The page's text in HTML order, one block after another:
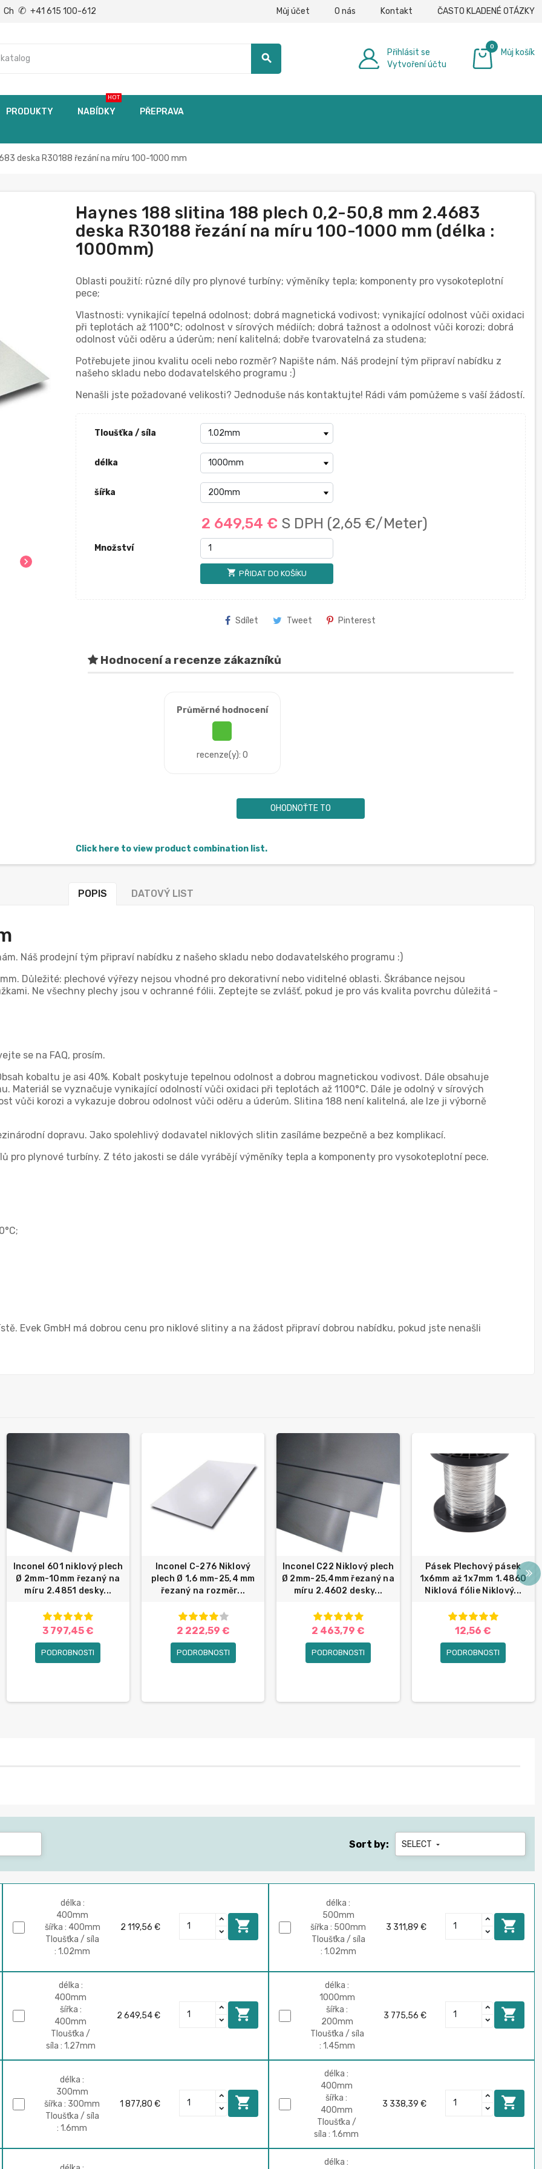
Ch ✆ +41 615 100-612 Můj účet O nás Kontakt ČASTO KLADENÉ OTÁZKY
search
Přihlásit se
Vytvoření účtu
0
Můj košík
PRODUKTY NABÍDKY
HOT
PŘEPRAVA
deska R30188 řezání na míru 100-1000 mm
chevron_right
Haynes 188 slitina 188 plech 0,2-50,8 mm 2.4683
deska R30188 řezání na míru 100-1000 mm (délka :
1000mm)
Oblasti použití: různé díly pro plynové turbíny; výměníky tepla; komponenty pro vysokoteplotní
pece;
Vlastnosti: vynikající tepelná odolnost; dobrá magnetická vodivost; vynikající odolnost vůči oxidaci
při teplotách až 1100°C; odolnost v sírových médiích; dobrá tažnost a odolnost vůči korozi; dobrá
odolnost vůči oděru a úderům; není kalitelná; dobře tvarovatelná za studena;
Potřebujete jinou kvalitu oceli nebo rozměr? Napište nám. Náš prodejní tým připraví nabídku z
našeho skladu nebo dodavatelského programu :)
Nenašli jste požadované velikosti? Jednoduše nás kontaktujte! Rádi vám pomůžeme s vaší žádostí.
Tloušťka / síla
délka
šířka
2 649,54 € S DPH (2,65 €/Meter)
Množství
shopping_cart PŘIDAT DO KOŠÍKU
Sdílet Tweet Pinterest
Hodnocení a recenze zákazníků
Průměrné hodnocení
recenze(y): 0
OHODNOŤTE TO
Click here to view product combination list.
POPIS DATOVÝ LIST
Náš prodejní tým připraví nabídku z našeho skladu nebo dodavatelského programu :)
Důležité: plechové výřezy nejsou vhodné pro dekorativní nebo viditelné oblasti. Škrábance nejsou
Ne všechny plechy jsou v ochranné fólii. Zeptejte se zvlášť, pokud je pro vás kvalita povrchu důležitá -
se na FAQ, prosím.
kobaltu je asi 40%. Kobalt poskytuje tepelnou odolnost a dobrou magnetickou vodivost. Dále obsahuje
Materiál se vyznačuje vynikající odolností vůči oxidaci při teplotách až 1100°C. Dále je odolný v sírových
vůči korozi a vykazuje dobrou odolnost vůči oděru a úderům. Slitina 188 není kalitelná, ale lze ji výborně
dopravu. Jako spolehlivý dodavatel niklových slitin zasíláme bezpečně a bez komplikací.
pro plynové turbíny. Z této jakosti se dále vyrábějí výměníky tepla a komponenty pro vysokoteplotní pece.
Evek GmbH má dobrou cenu pro niklové slitiny a na žádost připraví dobrou nabídku, pokud jste nenašli
Inconel 601 niklový plech
Ø 2mm-10mm řezaný na
míru 2.4851 desky...
3 797,45 €
PODROBNOSTI
Inconel C-276 Niklový
plech Ø 1,6 mm-25,4 mm
řezaný na rozměr...
2 222,59 €
PODROBNOSTI
Inconel C22 Niklový plech
Ø 2mm-25,4mm řezaný na
míru 2.4602 desky...
2 463,79 €
PODROBNOSTI
Pásek Plechový pásek
1x6mm až 1x7mm 1.4860
Niklová fólie Niklový...
12,56 €
PODROBNOSTI
Sort by: SELECT 
délka :
400mm
šířka : 400mm
Tloušťka / síla
: 1.02mm
2 119,56 € 
délka :
500mm
šířka : 500mm
Tloušťka / síla
: 1.02mm
3 311,89 € 
délka :
400mm
šířka :
400mm
Tloušťka /
síla : 1.27mm
2 649,54 € 
délka :
1000mm
šířka :
200mm
Tloušťka / síla
: 1.45mm
3 775,56 € 
délka :
300mm
šířka : 300mm
Tloušťka / síla
: 1.6mm
1 877,80 € 
délka :
400mm
šířka :
400mm
Tloušťka /
síla : 1.6mm
3 338,39 € 
délka :